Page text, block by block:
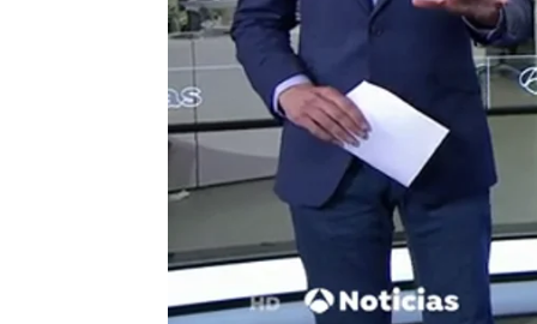
Antena 3 Noticias Madrid
Publicado: 13 de mayo de 2019, 17:13
El expresidente del Gobierno
que siempre tuvo al proyecto
Pérez Rubalcaba,fallecido
era más leal a un proyecto
Felipe González
ha valorado
ser "leal al partido"
, en
líder del PSOE, Pedro
Valenciano o José Blanco,